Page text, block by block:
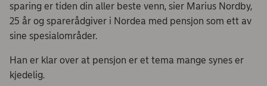
sparing er tiden din aller beste venn, sier Marius Nordby,
25 år og sparerådgiver i Nordea med pensjon som ett av
sine spesialområder.
Han er klar over at pensjon er et tema mange synes er
kjedelig.